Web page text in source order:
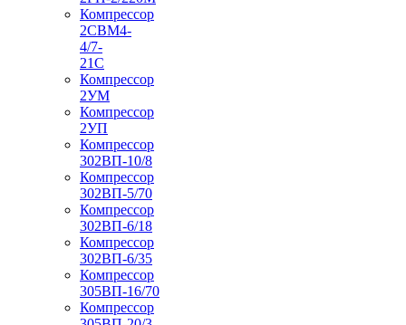
Компрессор
2СВМ4-
4/7-
21С
Компрессор
2УМ
Компрессор
2УП
Компрессор
302ВП-10/8
Компрессор
302ВП-5/70
Компрессор
302ВП-6/18
Компрессор
302ВП-6/35
Компрессор
305ВП-16/70
Компрессор